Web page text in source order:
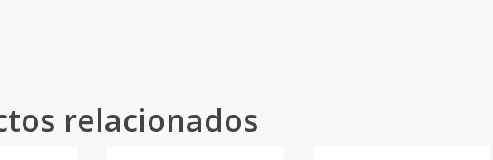
relacionados